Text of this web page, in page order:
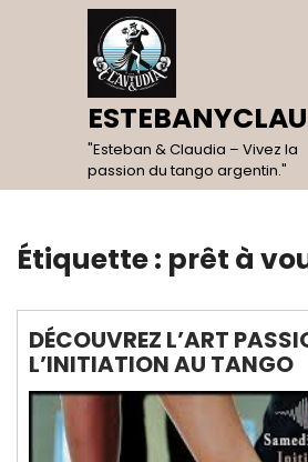
"Esteban & Claudia – Vivez la
passion du tango argentin."
Étiquette : prêt à
DÉCOUVREZ L’ART
L’INITIATION AU TANGO